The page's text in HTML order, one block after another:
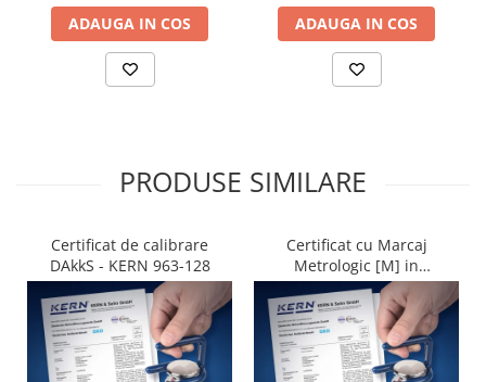
ADAUGA IN COS ADAUGA IN COS
PRODUSE SIMILARE
Certificat de calibrare
DAkkS - KERN 963-128
Certificat cu Marcaj
Metrologic [M] in
conformitate cu NAWI
(2014/31/EU) - KERN 965-
228